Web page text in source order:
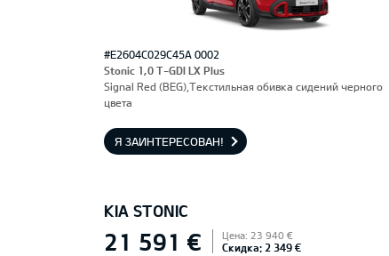
#E2604C029C45A 0002
Stonic 1,0 T-GDI LX Plus
Signal Red (BEG),Текстильная обивка сидений черного
цвета
Я ЗАИНТЕРЕСОВАН!
KIA STONIC
21 591 € Цена: 23 940 €
Скидка: 2 349 €